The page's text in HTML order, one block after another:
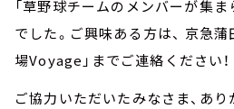
「草野球チームのメンバーが集
でした。ご興味ある方は、 京急
場Voyage」までご連絡ください！
ご協力いただいたみなさま、あり